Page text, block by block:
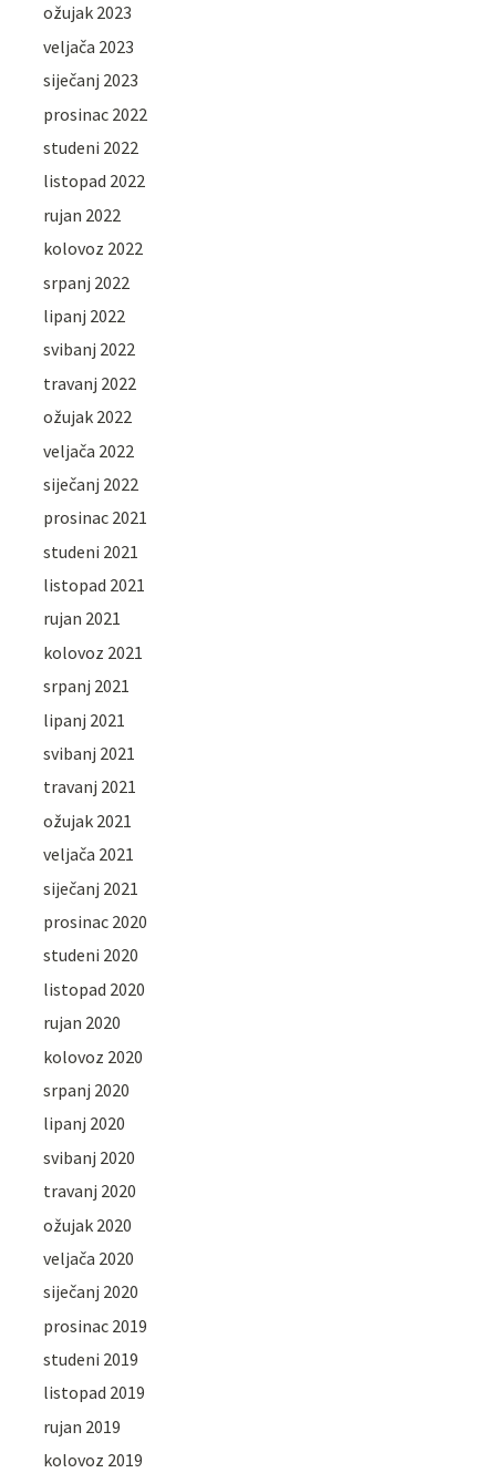
ožujak 2023
veljača 2023
siječanj 2023
prosinac 2022
studeni 2022
listopad 2022
rujan 2022
kolovoz 2022
srpanj 2022
lipanj 2022
svibanj 2022
travanj 2022
ožujak 2022
veljača 2022
siječanj 2022
prosinac 2021
studeni 2021
listopad 2021
rujan 2021
kolovoz 2021
srpanj 2021
lipanj 2021
svibanj 2021
travanj 2021
ožujak 2021
veljača 2021
siječanj 2021
prosinac 2020
studeni 2020
listopad 2020
rujan 2020
kolovoz 2020
srpanj 2020
lipanj 2020
svibanj 2020
travanj 2020
ožujak 2020
veljača 2020
siječanj 2020
prosinac 2019
studeni 2019
listopad 2019
rujan 2019
kolovoz 2019